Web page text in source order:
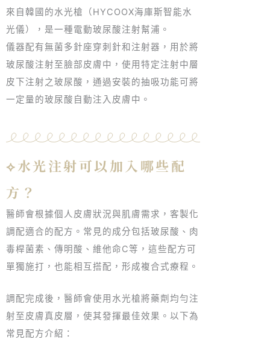
來自韓國的水光槍（HYCOOX海庫斯智能水
光儀），是一種電動玻尿酸注射幫浦。
儀器配有無菌多針座穿刺針和注射器，用於將
玻尿酸注射至臉部皮膚中，使用特定注射中層
皮下注射之玻尿酸，通過安裝的抽吸功能可將
一定量的玻尿酸自動注入皮膚中。
⟡水光注射可以加入哪些配
方？
醫師會根據個人皮膚狀況與肌膚需求，客製化
調配適合的配方。常見的成分包括玻尿酸、肉
毒桿菌素、傳明酸、維他命C等，這些配方可
單獨施打，也能相互搭配，形成複合式療程。
調配完成後，醫師會使用水光槍將藥劑均勻注
射至皮膚真皮層，使其發揮最佳效果。以下為
常見配方介紹：